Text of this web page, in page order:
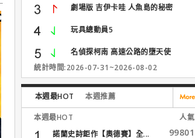
劇場版 吉伊卡哇 人魚島的秘密
玩具總動員5
名偵探柯南 高速公路的墮天使
統計時間:2026-07-31~2026-08-02
本週最HOT 本週推薦
本週最HOT
人氣
諾蘭史詩鉅作【奧德賽】全...
99801